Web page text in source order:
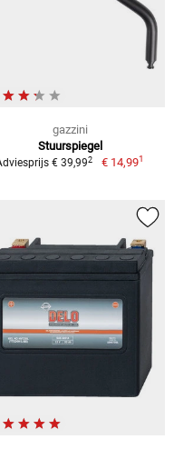
gazzini
Stuurspiegel
€ 39,992 € 14,991